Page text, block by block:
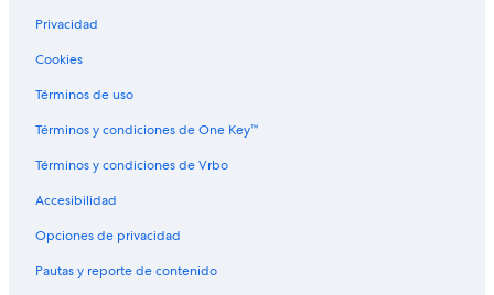
Privacidad
Cookies
Términos de uso
Términos y condiciones de One Key™
Términos y condiciones de Vrbo
Accesibilidad
Opciones de privacidad
Pautas y reporte de contenido